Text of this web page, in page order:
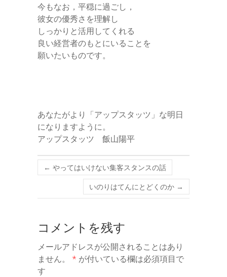
今もなお，平穏に過ごし，
彼女の優秀さを理解し
しっかりと活用してくれる
良い経営者のもとにいることを
願いたいものです。
あなたがより「アップスタッツ」な明日
になりますように。
アップスタッツ 飯山陽平
← やってはいけない集客スタンスの話
いのりはてんにとどくのか →
コメントを残す
メールアドレスが公開されることはあり
ません。
* が付いている欄は必須項目で
す